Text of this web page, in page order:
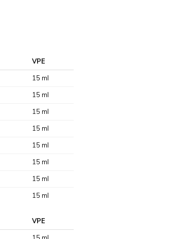
VPE
15 ml
15 ml
15 ml
15 ml
15 ml
15 ml
15 ml
15 ml
VPE